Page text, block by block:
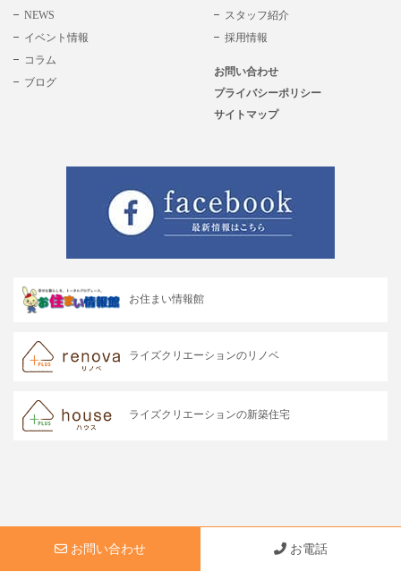
NEWS
イベント情報
コラム
ブログ
スタッフ紹介
採用情報
お問い合わせ
プライバシーポリシー
サイトマップ
お住まい情報館
ライズクリエーションのリノベ
ライズクリエーションの新築住宅
© 2026 rise-creation. All Rights Reserved.
お問い合わせ お電話